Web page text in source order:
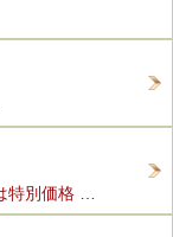
特別価格 …